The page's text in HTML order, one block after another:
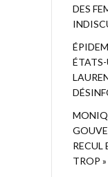
DES
ÉTATS-
RECUL
TROP »